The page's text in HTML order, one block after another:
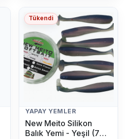
Tükendi
YAPAY YEMLER
New Meito Silikon
Balık Yemi - Yeşil (7